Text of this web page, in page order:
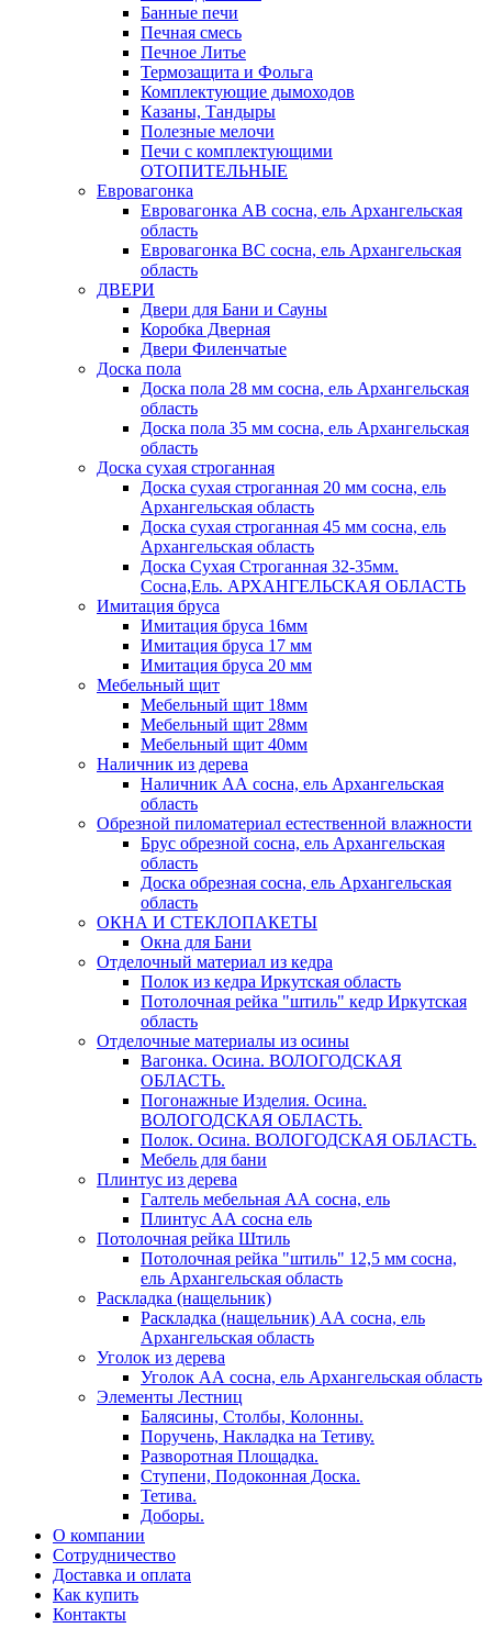
Банные печи
Печная смесь
Печное Литье
Термозащита и Фольга
Комплектующие дымоходов
Казаны, Тандыры
Полезные мелочи
Печи с комплектующими
ОТОПИТЕЛЬНЫЕ
Евровагонка
Евровагонка АВ сосна, ель Архангельская
область
Евровагонка ВС сосна, ель Архангельская
область
ДВЕРИ
Двери для Бани и Сауны
Коробка Дверная
Двери Филенчатые
Доска пола
Доска пола 28 мм сосна, ель Архангельская
область
Доска пола 35 мм сосна, ель Архангельская
область
Доска сухая строганная
Доска сухая строганная 20 мм сосна, ель
Архангельская область
Доска сухая строганная 45 мм сосна, ель
Архангельская область
Доска Сухая Строганная 32-35мм.
Сосна,Ель. АРХАНГЕЛЬСКАЯ ОБЛАСТЬ
Имитация бруса
Имитация бруса 16мм
Имитация бруса 17 мм
Имитация бруса 20 мм
Мебельный щит
Мебельный щит 18мм
Мебельный щит 28мм
Мебельный щит 40мм
Наличник из дерева
Наличник АА сосна, ель Архангельская
область
Обрезной пиломатериал естественной влажности
Брус обрезной сосна, ель Архангельская
область
Доска обрезная сосна, ель Архангельская
область
ОКНА И СТЕКЛОПАКЕТЫ
Окна для Бани
Отделочный материал из кедра
Полок из кедра Иркутская область
Потолочная рейка "штиль" кедр Иркутская
область
Отделочные материалы из осины
Вагонка. Осина. ВОЛОГОДСКАЯ
ОБЛАСТЬ.
Погонажные Изделия. Осина.
ВОЛОГОДСКАЯ ОБЛАСТЬ.
Полок. Осина. ВОЛОГОДСКАЯ ОБЛАСТЬ.
Мебель для бани
Плинтус из дерева
Галтель мебельная АА сосна, ель
Плинтус АА сосна ель
Потолочная рейка Штиль
Потолочная рейка "штиль" 12,5 мм сосна,
ель Архангельская область
Раскладка (нащельник)
Раскладка (нащельник) АА сосна, ель
Архангельская область
Уголок из дерева
Уголок АА сосна, ель Архангельская область
Элементы Лестниц
Балясины, Столбы, Колонны.
Поручень, Накладка на Тетиву.
Разворотная Площадка.
Ступени, Подоконная Доска.
Тетива.
Доборы.
О компании
Сотрудничество
Доставка и оплата
Как купить
Контакты